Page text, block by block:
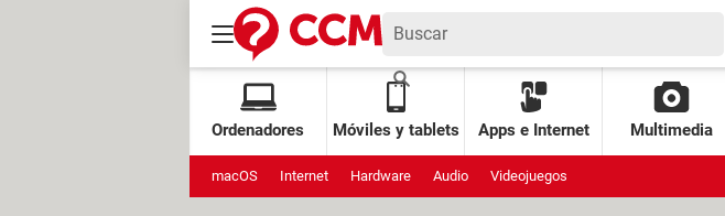
Ordenadores Móviles y tablets Apps e Internet Multimedia
macOS Internet Hardware Audio Videojuegos